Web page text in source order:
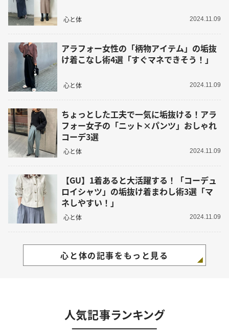
心と体 2024.11.09
アラフォー女性の「柄物アイテム」の垢抜
け着こなし術4選「すぐマネできそう！」
心と体 2024.11.09
ちょっとした工夫で一気に垢抜ける！アラ
フォー女子の「ニット×パンツ」おしゃれ
コーデ3選
心と体 2024.11.09
【GU】1着あると大活躍する！「コーデュ
ロイシャツ」の垢抜け着まわし術3選「マ
ネしやすい！」
心と体 2024.11.09
心と体の記事をもっと見る
人気記事ランキング